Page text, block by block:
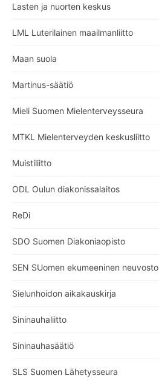
Lasten ja nuorten keskus
LML Luterilainen maailmanliitto
Maan suola
Martinus-säätiö
Mieli Suomen Mielenterveysseura
MTKL Mielenterveyden keskusliitto
Muistiliitto
ODL Oulun diakonissalaitos
ReDi
SDO Suomen Diakoniaopisto
SEN SUomen ekumeeninen neuvosto
Sielunhoidon aikakauskirja
Sininauhaliitto
Sininauhasäätiö
SLS Suomen Lähetysseura